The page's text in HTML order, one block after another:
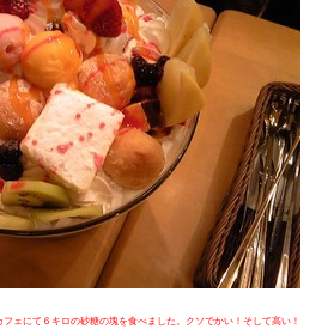
ェにて６キロの砂糖の塊を食べました。クソでかい！そして高い！
ー